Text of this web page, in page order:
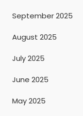
September 2025
August 2025
July 2025
June 2025
May 2025